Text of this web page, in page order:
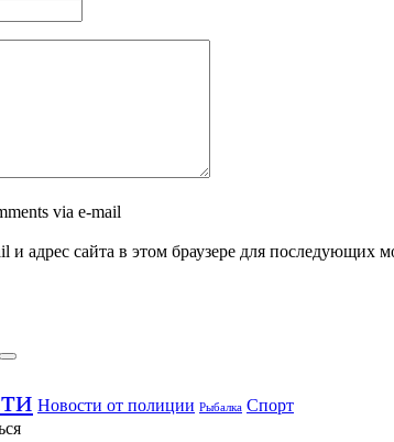
via e-mail
и адрес сайта в этом браузере для последующих
Новости от полиции Рыбалка Спорт